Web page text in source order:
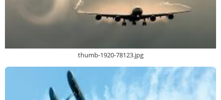
thumb-1920-78123.jpg